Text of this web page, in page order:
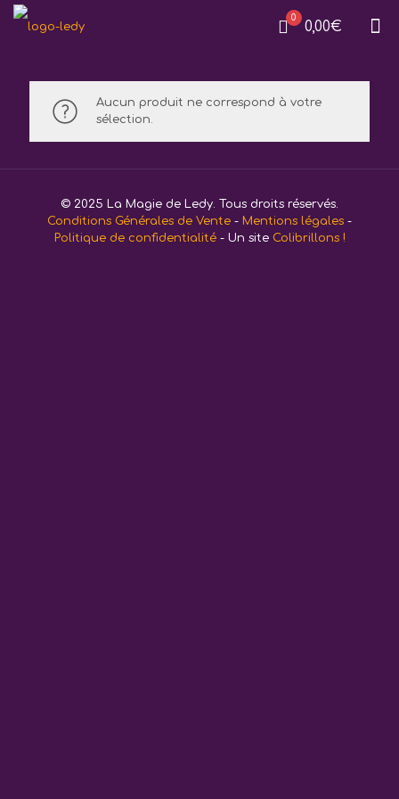
0
0,00€
Aucun produit ne correspond à votre
sélection.
© 2025 La Magie de Ledy. Tous droits réservés.
Conditions Générales de Vente - Mentions légales -
Politique de confidentialité- Un site Colibrillons !